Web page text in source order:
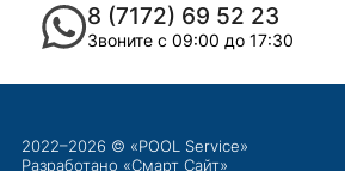
8 (7172) 69 52 23
Звоните с 09:00 до 17:30
2022–2026 © «POOL Service»
Разработано «Смарт Сайт»